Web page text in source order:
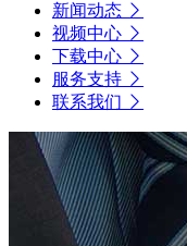
新闻动态
视频中心
下载中心
服务支持
联系我们